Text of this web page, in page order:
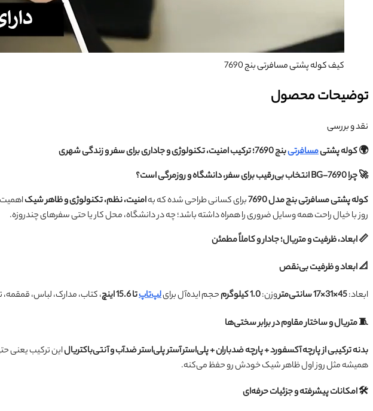
کیف کوله پشتی مسافرتی بنج 7690
توضیحات محصول
نقد و بررسی
🌍 کوله پشتیمسافرتیبنج 7690؛ ترکیب امنیت، تکنولوژی و جاداری برای سفر و زندگی شهری
🚀 چرا BG-7690 انتخاب بی‌رقیب برای سفر، دانشگاه و روزمرگی است؟
کوله پشتی مسافرتی بنج مدل 7690
برای کسانی طراحی شده که بهامنیت، نظم، تکنولوژی و ظاهر شیک
روز با خیال راحت همه وسایل ضروری را همراه داشته باشد؛ چه در دانشگاه، محل کار یا حتی سفرهای چندروزه.
📏 ابعاد، ظرفیت و متریال؛ جادار و کاملاً مطمئن
📐 ابعاد و ظرفیت بی‌نقص
ابعاد:45×31×17 سانتی‌متر وزن:1.0 کیلوگرم حجم ایده‌آل برایلپ‌تاپتا 15.6 اینچ
، کتاب، مدارک، لباس، قمقمه،
🧵 متریال و ساختار مقاوم در برابر سختی‌ها
بدنه ترکیبی از پارچه آکسفورد + پارچه ضدباران + پلی‌استرآستر پلی‌استر ضدآب و آنتی‌باکتریالاین ترکیب یعنی
همیشه مثل روز اول ظاهر شیک خودش رو حفظ می‌کنه.
🛠️ امکانات پیشرفته و جزئیات حرفه‌ای